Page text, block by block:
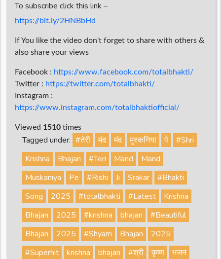
To subscribe click this link –
https://bit.ly/2HNBbHd
If You like the video don't forget to share with others &
also share your views
Facebook : https://www.facebook.com/totalbhakti/
Twitter : https://twitter.com/totalbhakti/
Instagram :
https://www.instagram.com/totalbhaktiofficial/
Viewed 1510 times
Tagged under: #तेरी मंद मंद मुस्कनिया पे
#Shri
Krishna
Bhajan #Teri Mand
Mand
Muskaniya
Pe #Rishi Ji Srakar
#Bhakti
Song
2025 #totalbhakti #Latest
Krishna
Bhajan
2025 #krishna bhajan
#Beautiful
Bhajan
2025 #Shyam Bhajan
2025
#Superhit
krishna bhajan #श्री कृष्ण
भजन